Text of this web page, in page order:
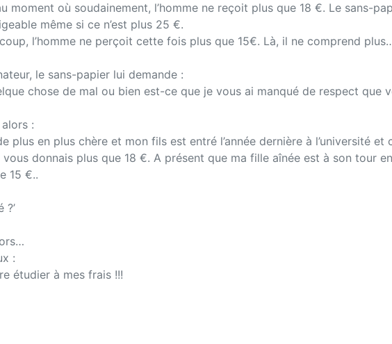
moment où soudainement, l’homme ne reçoit plus que 18 €. Le sans-
même si ce n’est plus 25 €.
l’homme ne perçoit cette fois plus que 15€. Là, il ne comprend
le sans-papier lui demande :
chose de mal ou bien est-ce que je vous ai manqué de respect que
:
plus en plus chère et mon fils est entré l’année dernière à l’université et
vous donnais plus que 18 €. A présent que ma fille aînée est à son tour
15 €..
?’
:
étudier à mes frais !!!